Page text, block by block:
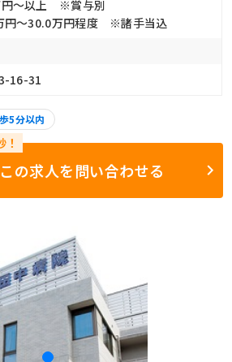
円〜以上 ※賞与別
円〜30.0万円程度 ※諸手当込
16-31
5分以内
この求人を問い合わせる